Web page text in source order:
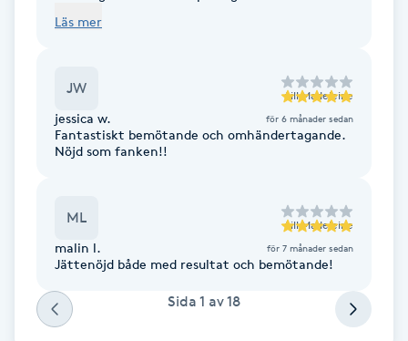
Fotsvamp
Fransar
Fransfärgning
Fransförlängning
Fransförlängning Megavolym
Läs mer
JW till Madeleine
jessica w. för 6 månader sedan
Fantastiskt bemötande och omhändertagande.
Nöjd som fanken!!
ML till Madeleine
malin l. för 7 månader sedan
Jättenöjd både med resultat och bemötande!
Sida 1 av18